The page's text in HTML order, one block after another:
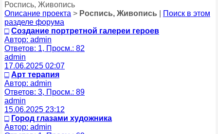
Роспись, Живопись
Описание проекта > Роспись, Живопись
Поиск в этом
разделе форума
□ Создание портретной галереи героев
Автор: admin
Ответов: 1, Просм.: 82
admin
17.06.2025 02:07
□ Арт терапия
Автор: admin
Ответов: 3, Просм.: 89
admin
15.06.2025 23:12
□ Город глазами художника
Автор: admin